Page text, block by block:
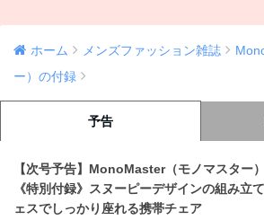
ホーム メンズファッション雑誌
ー）の付録
予告
【次号予告】MonoMaster（モノマスター
《特別付録》スヌーピーデザインの組み立
ェスでしっかり座れる携帯チェア